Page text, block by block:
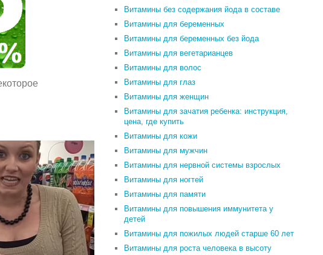
Витамины без содержания йода в составе
Витамины для беременных
Витамины для беременных без йода
Витамины для вегетарианцев
Витамины для волос
Витамины для глаз
Витамины для женщин
Витамины для зачатия ребенка: инструкция,
цена, где купить
Витамины для кожи
Витамины для мужчин
Витамины для нервной системы взрослых
Витамины для ногтей
Витамины для памяти
Витамины для повышения иммунитета у
детей
Витамины для пожилых людей старше 60 лет
Витамины для роста человека в высоту